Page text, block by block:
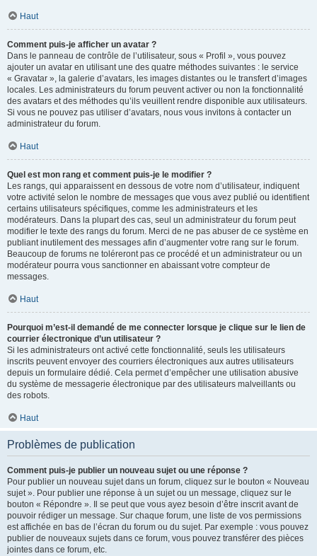
Haut
Comment puis-je afficher un avatar ?
Dans le panneau de contrôle de l’utilisateur, sous « Profil », vous pouvez
ajouter un avatar en utilisant une des quatre méthodes suivantes : le service
« Gravatar », la galerie d’avatars, les images distantes ou le transfert d’images
locales. Les administrateurs du forum peuvent activer ou non la fonctionnalité
des avatars et des méthodes qu’ils veuillent rendre disponible aux utilisateurs.
Si vous ne pouvez pas utiliser d’avatars, nous vous invitons à contacter un
administrateur du forum.
Haut
Quel est mon rang et comment puis-je le modifier ?
Les rangs, qui apparaissent en dessous de votre nom d’utilisateur, indiquent
votre activité selon le nombre de messages que vous avez publié ou identifient
certains utilisateurs spécifiques, comme les administrateurs et les
modérateurs. Dans la plupart des cas, seul un administrateur du forum peut
modifier le texte des rangs du forum. Merci de ne pas abuser de ce système en
publiant inutilement des messages afin d’augmenter votre rang sur le forum.
Beaucoup de forums ne toléreront pas ce procédé et un administrateur ou un
modérateur pourra vous sanctionner en abaissant votre compteur de
messages.
Haut
Pourquoi m’est-il demandé de me connecter lorsque je clique sur le lien de
courrier électronique d’un utilisateur ?
Si les administrateurs ont activé cette fonctionnalité, seuls les utilisateurs
inscrits peuvent envoyer des courriers électroniques aux autres utilisateurs
depuis un formulaire dédié. Cela permet d’empêcher une utilisation abusive
du système de messagerie électronique par des utilisateurs malveillants ou
des robots.
Haut
Problèmes de publication
Comment puis-je publier un nouveau sujet ou une réponse ?
Pour publier un nouveau sujet dans un forum, cliquez sur le bouton « Nouveau
sujet ». Pour publier une réponse à un sujet ou un message, cliquez sur le
bouton « Répondre ». Il se peut que vous ayez besoin d’être inscrit avant de
pouvoir rédiger un message. Sur chaque forum, une liste de vos permissions
est affichée en bas de l’écran du forum ou du sujet. Par exemple : vous pouvez
publier de nouveaux sujets dans ce forum, vous pouvez transférer des pièces
jointes dans ce forum, etc.